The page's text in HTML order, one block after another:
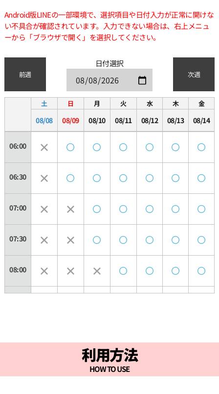
Android版LINEの一部環境で、選択項目や日付入力が正常に開けな
い不具合が確認されています。入力できない場合は、右上メニュ
ーから「ブラウザで開く」を選択してください。
前週
日付選択
次週
土
08/08
日
08/09
月
08/10
火
08/11
水
08/12
木
08/13
金
08/14
06:00
06:30
07:00
07:30
08:00
利用方法
HOW TO USE